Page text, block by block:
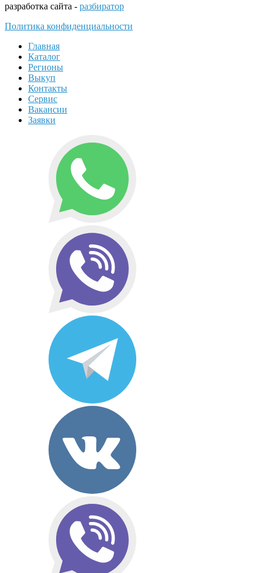
разработка сайта - разбиратор
Политика конфиденциальности
Главная
Каталог
Регионы
Выкуп
Контакты
Сервис
Вакансии
Заявки